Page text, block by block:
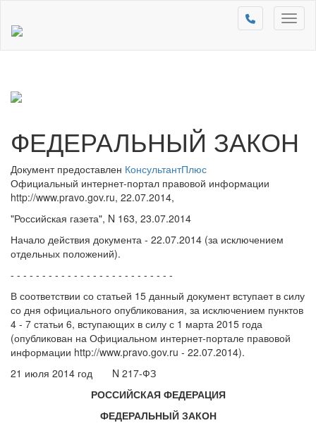
ФЕДЕРАЛЬНЫЙ ЗАКОН
Документ предоставлен КонсультантПлюс
Официальный интернет-портал правовой информации
http://www.pravo.gov.ru, 22.07.2014,
"Российская газета", N 163, 23.07.2014
Начало действия документа - 22.07.2014 (за исключением
отдельных положений).
- - - - - - - - - - - - - - - - - - - - - - - - - -
В соответствии со статьей 15 данный документ вступает в силу
со дня официального опубликования, за исключением пунктов
4 - 7 статьи 6, вступающих в силу с 1 марта 2015 года
(опубликован на Официальном интернет-портале правовой
информации http://www.pravo.gov.ru - 22.07.2014).
21 июля 2014 год N 217-ФЗ
РОССИЙСКАЯ ФЕДЕРАЦИЯ
ФЕДЕРАЛЬНЫЙ ЗАКОН